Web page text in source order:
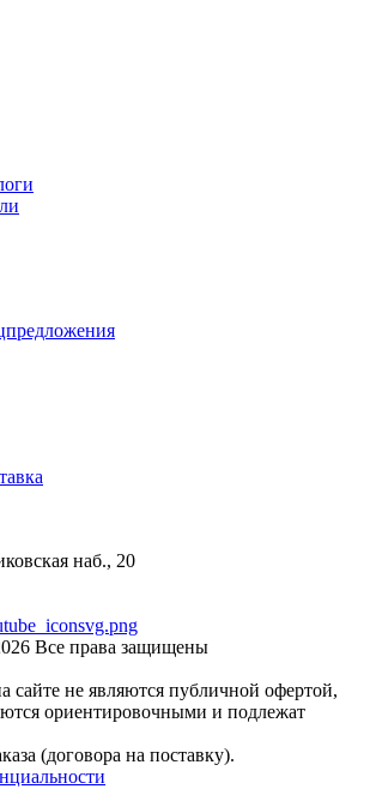
наб., 20
Все права защищены
сайте не являются публичной офертой,
ориентировочными и подлежат
(договора на поставку).